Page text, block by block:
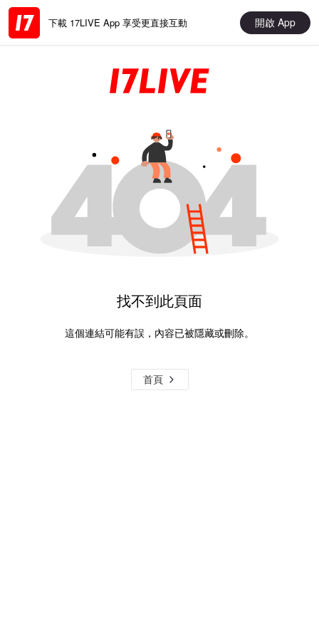
下載 17LIVE App 享受更直接互動 開啟 App
找不到此頁面
這個連結可能有誤，內容已被隱藏或刪除。
首頁